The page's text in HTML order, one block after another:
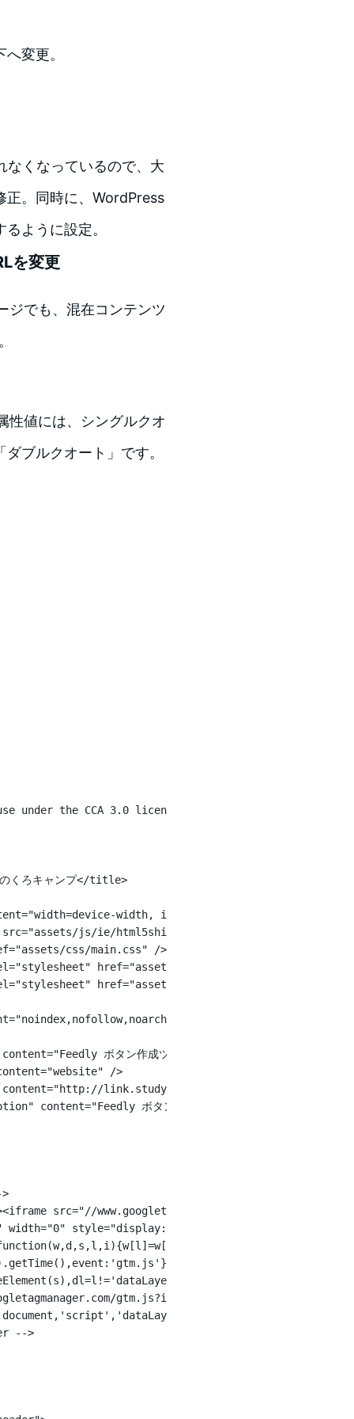
変更。
なくなっているので、大
正。同時に、WordPress
ように設定。
を変更
ジでも、混在コンテンツ
性値には、シングルクオ
ブルクオート」です。
under the CCA 3.0 license (html5up.net/license)
くろキャンプ</title>
width, initial-scale=1" />
src="assets/js/ie/html5shiv.js"></script><![endif]-->
css/main.css" />
href="assets/css/ie8.css" /><![endif]-->
href="assets/css/ie9.css" /><![endif]-->
ボタン作成ツール ものくろキャンプ" />
/>
content="http://link.study314.jp/images/ogp_img.jpeg" /
content="Feedly ボタンを作成します。2018年1月版" />
>
src="//www.googletagmanager.com/
width="0" style="display:none;visibility:hidden"></
55S57H');</script>
-->